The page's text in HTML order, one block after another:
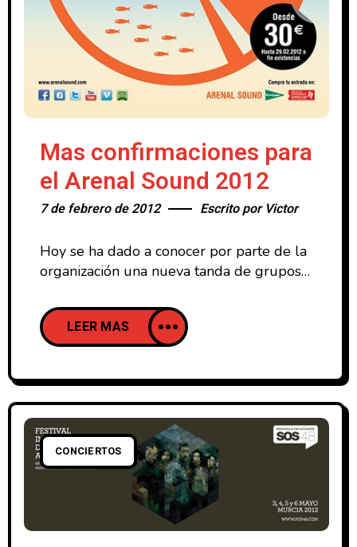
Mas confirmaciones para
el Arenal Sound 2012
7 de febrero de 2012 Escrito por Victor
Hoy se ha dado a conocer por parte de la
organización una nueva tanda de grupos
en la presente edición del Arenal Sound.
Desde el twitter oficial del festival
aseguran que el cartel aún está al 50%.
Lesbian – CatPeople – Niños Mutantes –
La
LEER MAS
CONCIERTOS